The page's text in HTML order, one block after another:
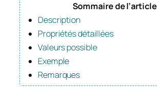
Sommaire de l’article
Description
Propriétés détaillées
Valeurs possible
Exemple
Remarques